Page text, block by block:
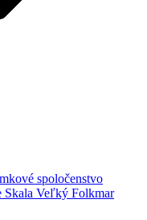
spoločenstvo
Skala Veľký Folkmar